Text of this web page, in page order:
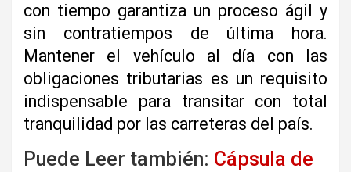
con tiempo garantiza un proceso ágil y
sin contratiempos de última hora.
Mantener el vehículo al día con las
obligaciones tributarias es un requisito
indispensable para transitar con total
tranquilidad por las carreteras del país.
Puede Leer también: Cápsula de